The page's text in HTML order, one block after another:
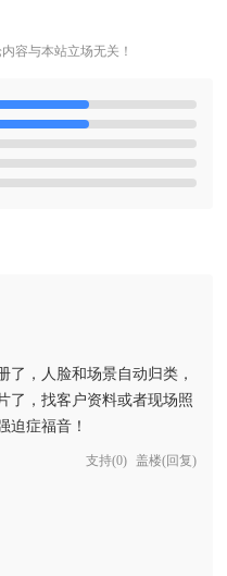
容与本站立场无关！
了，人脸和场景自动归类，
了，找客户资料或者现场照
迫症福音！
支持(0) 盖楼(回复)